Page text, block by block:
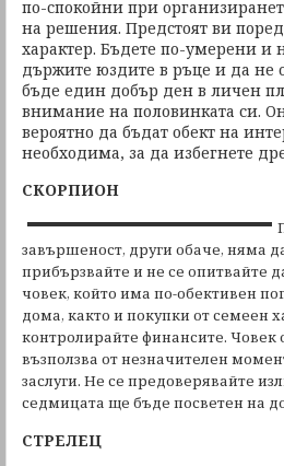
по-спокойни при
на решения. Предстоят ви
характер. Бъдете по-умерени и
държите юздите в ръце и да не
бъде един добър ден в личен
внимание на половинката си.
вероятно да бъдат обект на
необходима, за да избегнете
СКОРПИОН
завършеност, други обаче, няма
прибързвайте и не се опитвайте
човек, който има по-обективен
дома, както и покупки от семеен
контролирайте финансите. Човек
възползва от незначителен
заслуги. Не се предоверявайте
седмицата ще бъде посветен на
СТРЕЛЕЦ